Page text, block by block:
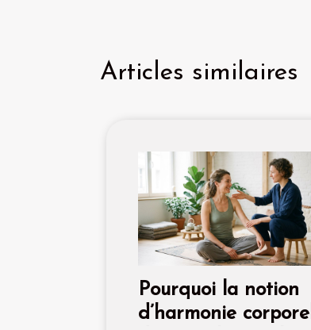
Articles similaires
Pourquoi la notion
d’harmonie